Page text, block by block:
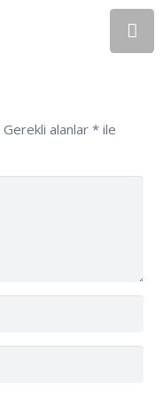
Gerekli alanlar *ile